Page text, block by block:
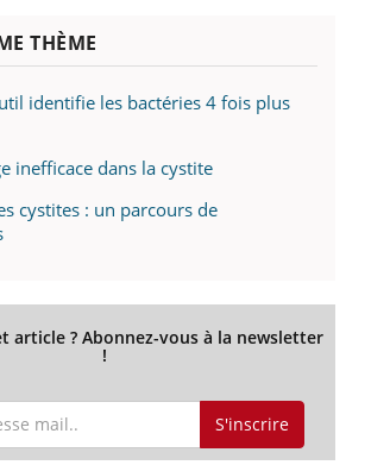
THÈME
identifie les bactéries 4 fois plus
inefficace dans la cystite
cystites : un parcours de
article ? Abonnez-vous à la newsletter
!
S'inscrire